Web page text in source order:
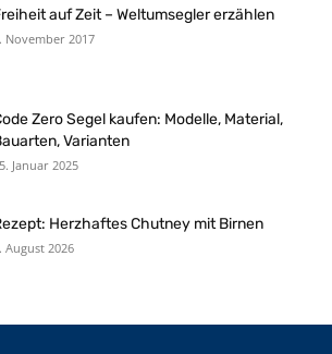
auf Zeit – Weltumsegler erzählen
November 2017
Zero Segel kaufen: Modelle, Material,
Varianten
Januar 2025
Herzhaftes Chutney mit Birnen
August 2026